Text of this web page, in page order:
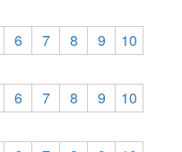
6 7 8 9
10
6 7 8 9
10